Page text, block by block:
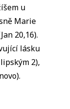
u
Marie
20,16).
lásku
2),